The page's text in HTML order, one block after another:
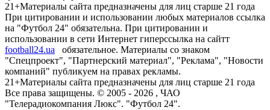
21+Материалы сайта предназначены для лиц старше 21 года
При цитировании и использовании любых материалов ссылка
на "Футбол 24" обязательна. При цитировании и
использовании в сети Интернет гиперссылка на сайтт
football24.ua
обязательное. Материалы со знаком
"Спецпроект", "Партнерский материал", "Реклама", "Новости
компаний" публикуем на правах рекламы.
21+Материалы сайта предназначены для лиц старше 21 года
Все права защищены. © 2005 - 2026 , ЧАО
"Телерадиокомпания Люкс". "Футбол 24".